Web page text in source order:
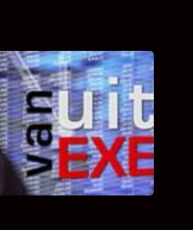
van de deelname
dit programma.